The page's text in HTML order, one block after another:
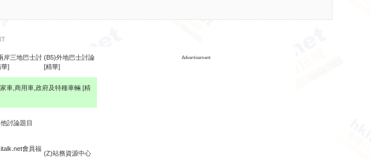
岸三地巴士討
華]
(B5)外地巴士討論
[精華]
Advertisement
車,商用車,政府及特種車輛 [精
討論題目
會員福
(Z)站務資源中心